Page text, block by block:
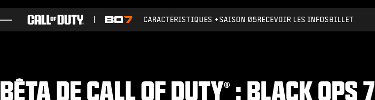
BOUTIQUE
CARACTÉRISTIQUES SAISON 05 RECEVOIR LES INFOS BILLET
BÊTA DE CALL OF DUTY® : BLACK OPS 7